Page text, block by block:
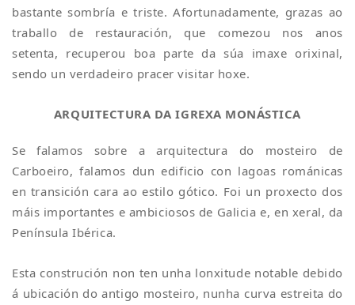
bastante sombría e triste. Afortunadamente, grazas ao
traballo de restauración, que comezou nos anos
setenta, recuperou boa parte da súa imaxe orixinal,
sendo un verdadeiro pracer visitar hoxe.
ARQUITECTURA DA IGREXA MONÁSTICA
Se falamos sobre a arquitectura do mosteiro de
Carboeiro, falamos dun edificio con lagoas románicas
en transición cara ao estilo gótico. Foi un proxecto dos
máis importantes e ambiciosos de Galicia e, en xeral, da
Península Ibérica.
Esta construción non ten unha lonxitude notable debido
á ubicación do antigo mosteiro, nunha curva estreita do